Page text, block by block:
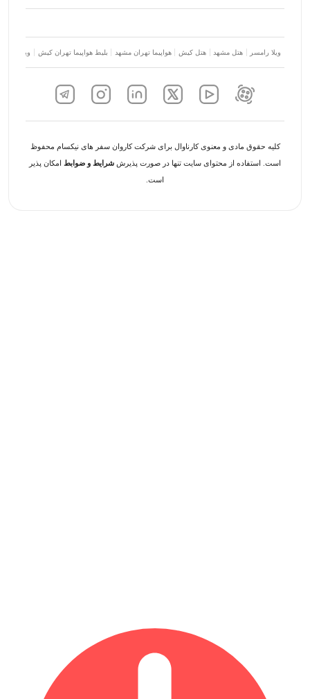
ویلا رامسر هتل مشهد هتل کیش هواپیما تهران مشهد بلیط هواپیما تهران کیش ویلا شمال
کلیه حقوق مادی و معنوی کارناوال برای شرکت کاروان سفر های نیکسام محفوظ
است. استفاده از محتوای سایت تنها در صورت پذیرش شرایط و ضوابط امکان پذیر
است.